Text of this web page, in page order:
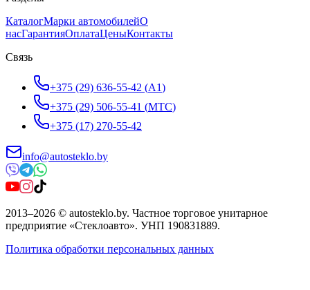
КаталогМарки автомобилейО
насГарантияОплатаЦеныКонтакты
Связь
+375 (29) 636-55-42 (A1)
+375 (29) 506-55-41 (МТС)
+375 (17) 270-55-42
info@autosteklo.by
2013–2026 © autosteklo.by. Частное торговое унитарное
предприятие «Стеклоавто». УНП 190831889.
Политика обработки персональных данных